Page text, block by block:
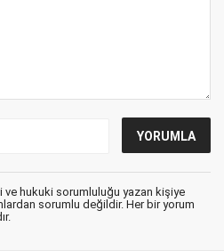
ve hukuki sorumluluğu yazan kişiye
sorumlu değildir. Her bir yorum